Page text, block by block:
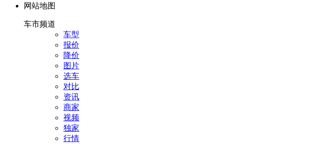
网站地图
车市频道
车型
报价
降价
图片
选车
对比
资讯
商家
视频
独家
行情